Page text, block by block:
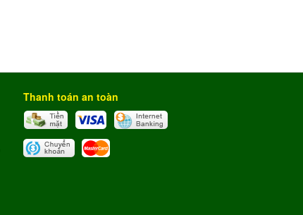
Thanh toán an toàn